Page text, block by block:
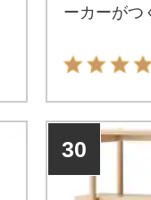
ーカーがつ
30